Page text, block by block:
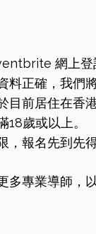
網上登
料正確，我們
目前居住在香港
18歲或以上。
，報名先到先得
多專業導師，